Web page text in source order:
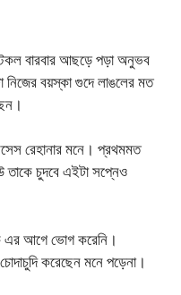
বারবার আছড়ে পড়া অনুভব
বয়স্কা গুদে লাঙলের মত
রেহানার মনে। প্রথমমত
তাকে চুদবে এইটা সপ্নেও
এর আগে ভোগ করেনি।
করেছেন মনে পড়েনা।